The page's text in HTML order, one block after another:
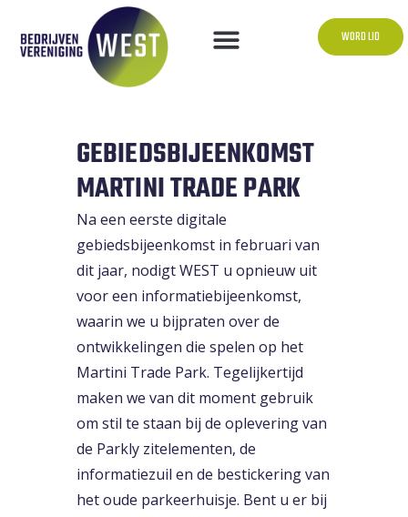
WORD LID
GEBIEDSBIJEENKOMST
MARTINI TRADE PARK
Na een eerste digitale
gebiedsbijeenkomst in februari van
dit jaar, nodigt WEST u opnieuw uit
voor een informatiebijeenkomst,
waarin we u bijpraten over de
ontwikkelingen die spelen op het
Martini Trade Park. Tegelijkertijd
maken we van dit moment gebruik
om stil te staan bij de oplevering van
de Parkly zitelementen, de
informatiezuil en de bestickering van
het oude parkeerhuisje. Bent u er bij